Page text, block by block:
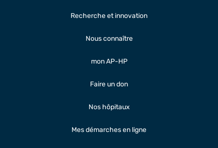
Recherche et innovation
Nous connaître
mon AP-HP
Faire un don
Nos hôpitaux
Mes démarches en ligne